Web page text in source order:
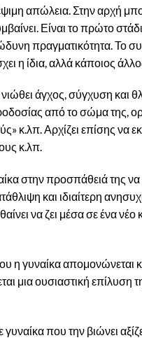
απώλεια. Στην αρχή
Είναι το πρώτο
πραγματικότητα. Το
η ίδια, αλλά κάποιος
άγχος, σύγχυση και
από το σώμα της,
κ.λπ. Αρχίζει επίσης να
κ.λπ.
στην προσπάθειά της
και ιδιαίτερη
να ζει μέσα σε ένα νέο
η γυναίκα απομονώνεται
μια ουσιαστική επίλυση
που την βιώνει